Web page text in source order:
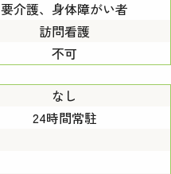
要介護、身体障がい者
訪問看護
不可
なし
24時間常駐